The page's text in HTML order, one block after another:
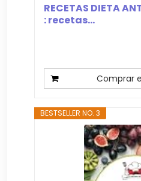
RECETAS DIETA
: recetas...
Comprar
BESTSELLER NO. 3